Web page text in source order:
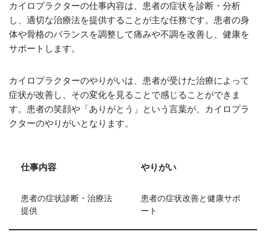
カイロプラクターの仕事内容は、患者の症状を診断・分析
し、適切な治療法を提供することが主な任務です。患者の身
体や骨格のバランスを調整して痛みや不調を改善し、健康を
サポートします。
カイロプラクターのやりがいは、患者が受けた治療によって
症状が改善し、その変化を見ることで感じることができま
す。患者の笑顔や「ありがとう」という言葉が、カイロプラ
クターのやりがいとなります。
仕事内容 やりがい
患者の症状診断・治療法
提供
患者の症状改善と健康サポ
ート